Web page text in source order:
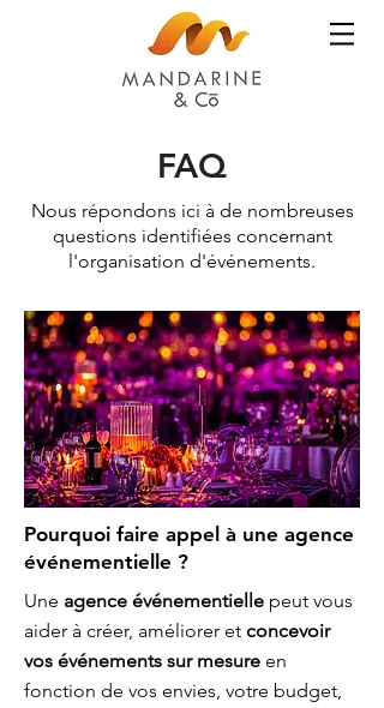
FAQ
Nous répondons ici à de nombreuses
questions identifiées concernant
l'organisation d'événements.
Pourquoi faire appel à une agence
événementielle ?
Une agence événementielle peut vous
aider à créer, améliorer et concevoir
vos événements sur mesure en
fonction de vos envies, votre budget,